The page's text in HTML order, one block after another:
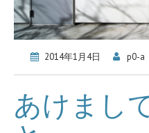
MORE INFO
BLOG
2014年1月4日 p0-a
あけまし